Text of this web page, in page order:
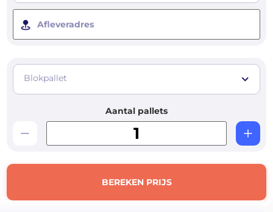
Afleveradres
Blokpallet
Aantal pallets
BEREKEN PRIJS